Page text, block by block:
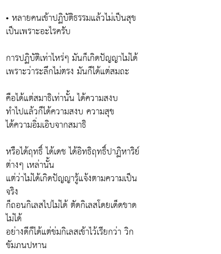
• หลายคนเข้าปฏิบัติธรรมแล้วไม่เป็นสุข
เป็นเพราะอะไรครับ
การปฏิบัติเท่าไหร่ๆ มันก็เกิดปัญญาไม่ได้
เพราะว่าระลึกไม่ตรง มันก็ได้แต่สมถะ
คือได้แต่สมาธิเท่านั้น ได้ความสงบ
ทำไปแล้วก็ได้ความสงบ ความสุข
ได้ความอิ่มเอิบจากสมาธิ
หรือได้ฤทธิ์ ได้เดช ได้อิทธิฤทธิ์ปาฏิหาริย์
ต่างๆ เหล่านั้น
แต่ว่าไม่ได้เกิดปัญญารู้แจ้งตามความเป็น
จริง
ก็ถอนกิเลสไปไม่ได้ ตัดกิเลสโดยเด็ดขาด
ไม่ได้
อย่างดีก็ได้แต่ข่มกิเลสเข้าไว้เรียกว่า วิก
ขัมภนปหาน